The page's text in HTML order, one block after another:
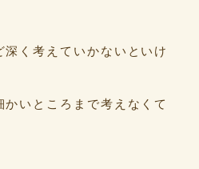
く考えていかないといけ
いところまで考えなくて